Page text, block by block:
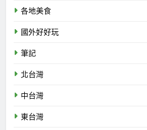
各地美食
國外好好玩
筆記
北台灣
中台灣
東台灣